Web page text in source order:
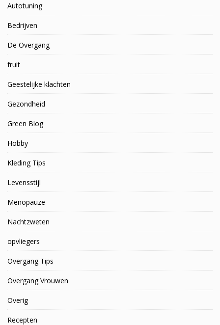
Autotuning
Bedrijven
De Overgang
fruit
Geestelijke klachten
Gezondheid
Green Blog
Hobby
Kleding Tips
Levensstijl
Menopauze
Nachtzweten
opvliegers
Overgang Tips
Overgang Vrouwen
Overig
Recepten